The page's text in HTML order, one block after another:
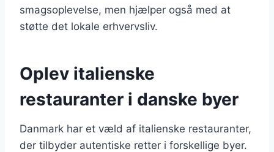
smagsoplevelse, men hjælper også med at
støtte det lokale erhvervsliv.
Oplev italienske
restauranter i danske byer
Danmark har et væld af italienske restauranter,
der tilbyder autentiske retter i forskellige byer.